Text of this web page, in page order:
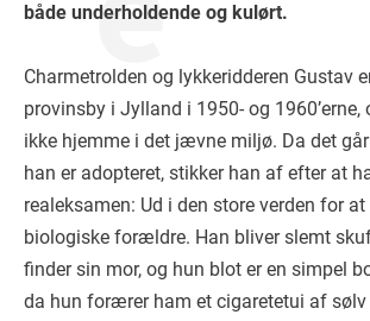
både underholdende og kulørt.
Charmetrolden og lykkeridderen Gustav
provinsby i Jylland i 1950- og 1960’erne,
ikke hjemme i det jævne miljø. Da det
han er adopteret, stikker han af efter at
realeksamen: Ud i den store verden for
biologiske forældre. Han bliver slemt
finder sin mor, og hun blot er en simpel
da hun forærer ham et cigaretetui af sølv